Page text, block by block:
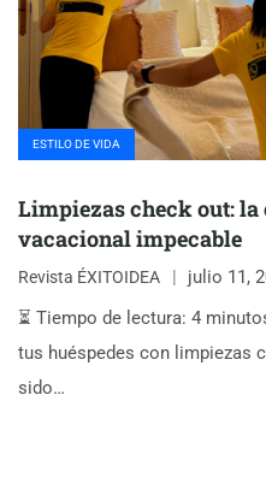
ESTILO DE VIDA
Limpiezas check out:
vacacional impecable
Revista ÉXITOIDEA
julio 11,
⏳ Tiempo de lectura: 4
tus huéspedes con limpiezas
sido…